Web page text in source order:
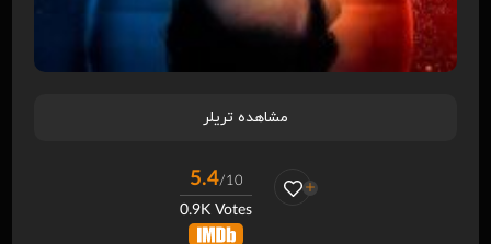
مشاهده تریلر
5.4/10
0.9K Votes